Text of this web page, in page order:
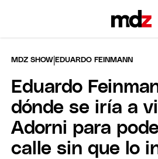
MDZ SHOW |EDUARDO FEINMANN
Eduardo
dónde se iría a
Adorni para
calle sin que lo